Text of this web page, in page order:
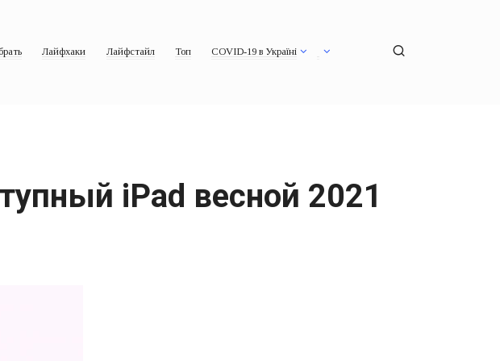
Лайфхаки Лайфстайл Топ COVID-19 в Україні
iPad весной 2021